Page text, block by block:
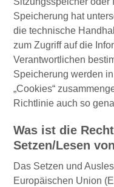
Speicherung hat
die technische
zum Zugriff auf die
Verantwortlichen
Speicherung werden
„Cookies“
Richtlinie auch so
Was ist die
Setzen/Lesen
Das Setzen und
Europäischen Union